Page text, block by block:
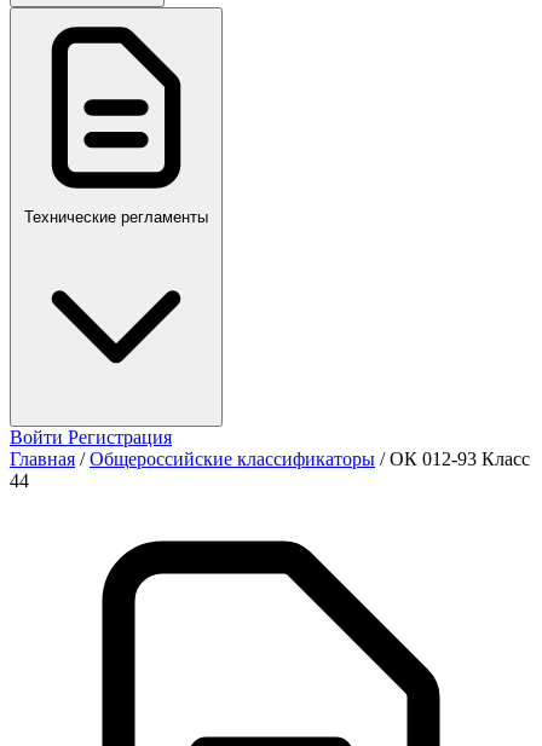
ПР,Р,ПМГ,РМГ
Технические регламенты
Войти Регистрация
Главная / Общероссийские классификаторы / ОК 012-93 Класс
44